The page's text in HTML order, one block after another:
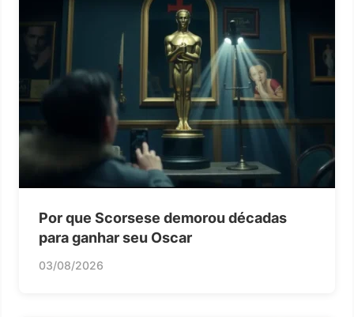
Por que Scorsese demorou décadas
para ganhar seu Oscar
03/08/2026